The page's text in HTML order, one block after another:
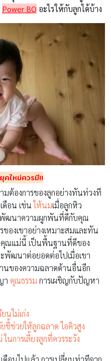
Power BQ อะไรให้กับลูกได้บ้าง
คใหม่ควรมี!!
มต้องการของลูกอย่างทันท่วงที
ดือน เช่นให้นมเมื่อลูกหิว
พัฒนาความผูกพันที่ดีกับคุณ
องเขาอย่างเหมาะสมและทัน
ณแม่นี้ เป็นพื้นฐานที่ดีของ
พัฒนาต่อยอดต่อไปเมื่อเขา
ของความฉลาดด้านอื่นอีก
า คุณธรรม การเผชิญกับปัญหา
นไม่เก่ง
ชี้ช่วยให้ลูกฉลาด ไอคิวสูง
การเลี้ยงลูกที่ควรระวัง